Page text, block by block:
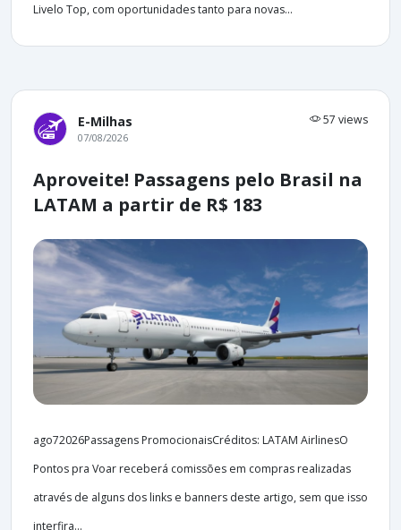
Livelo Top, com oportunidades tanto para novas...
E-Milhas 57 views
07/08/2026
Aproveite! Passagens pelo Brasil na
LATAM a partir de R$ 183
ago72026Passagens PromocionaisCréditos: LATAM AirlinesO
Pontos pra Voar receberá comissões em compras realizadas
através de alguns dos links e banners deste artigo, sem que isso
interfira...